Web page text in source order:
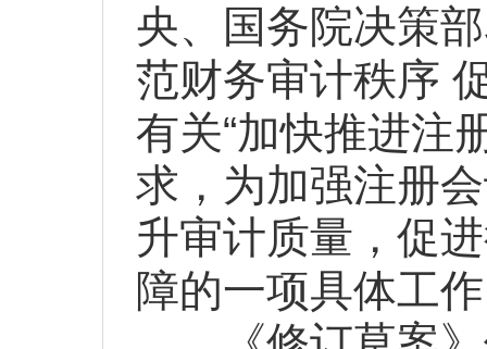
央、国务院决策
范财务审计秩序
有关“加快推进注
求，为加强注册
升审计质量，促
障的一项具体工